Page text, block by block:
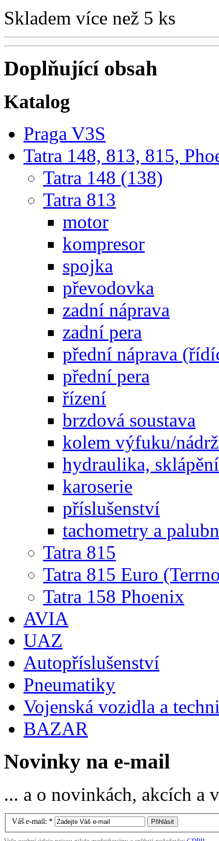
Skladem více než 5 ks
Doplňující obsah
Katalog
Praga V3S
Tatra 148, 813, 815,
Tatra 148 (138)
Tatra 813
motor
kompresor
spojka
převodovka
zadní náprava
zadní pera
přední náprava
přední pera
řízení
brzdová soustava
kolem výfuku/
hydraulika, sklápění
karoserie
příslušenství
tachometry a
Tatra 815
Tatra 815 Euro
Tatra 158 Phoenix
AVIA
UAZ
Autopříslušenství
Pneumatiky
Vojenská vozidla a
BAZAR
Novinky na e-mail
... a o novinkách, akcích
Váš e-mail: *